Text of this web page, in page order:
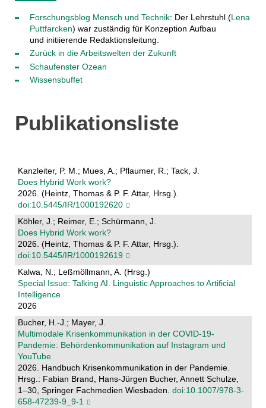
Forschungsblog Mensch und Technik: Der Lehrstuhl (Lena
Puttfarcken) war zuständig für Konzeption Aufbau
und initiierende Redaktionsleitung.
Zurück in die Arbeitswelten der Zukunft
Schaufenster Ozean
Wissensbuffet
Publikationsliste
Kanzleiter, P. M.; Mues, A.; Pflaumer, R.; Tack, J.
Does Hybrid Work work?
2026. (Heintz, Thomas & P. F. Attar, Hrsg.).
doi:10.5445/IR/1000192620
Köhler, J.; Reimer, E.; Schürmann, J.
Does Hybrid Work work?
2026. (Heintz, Thomas & P. F. Attar, Hrsg.).
doi:10.5445/IR/1000192619
Kalwa, N.; Leßmöllmann, A. (Hrsg.)
Special Issue: Talking AI. Linguistic Approaches to Artificial
Intelligence
2026
Bucher, H.-J.; Mayer, J.
Multimodale Krisenkommunikation in der COVID-19-
Pandemie: Behördenkommunikation auf Instagram und
YouTube
2026. Handbuch Krisenkommunikation in der Pandemie.
Hrsg.: Fabian Brand, Hans-Jürgen Bucher, Annett Schulze,
1–30, Springer Fachmedien Wiesbaden. doi:10.1007/978-3-
658-47239-9_9-1